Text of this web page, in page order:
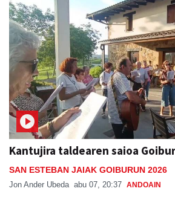
Kantujira taldearen saioa
SAN ESTEBAN JAIAK GOIBURUN 2026
Jon Ander Ubeda abu 07, 20:37 ANDOAIN